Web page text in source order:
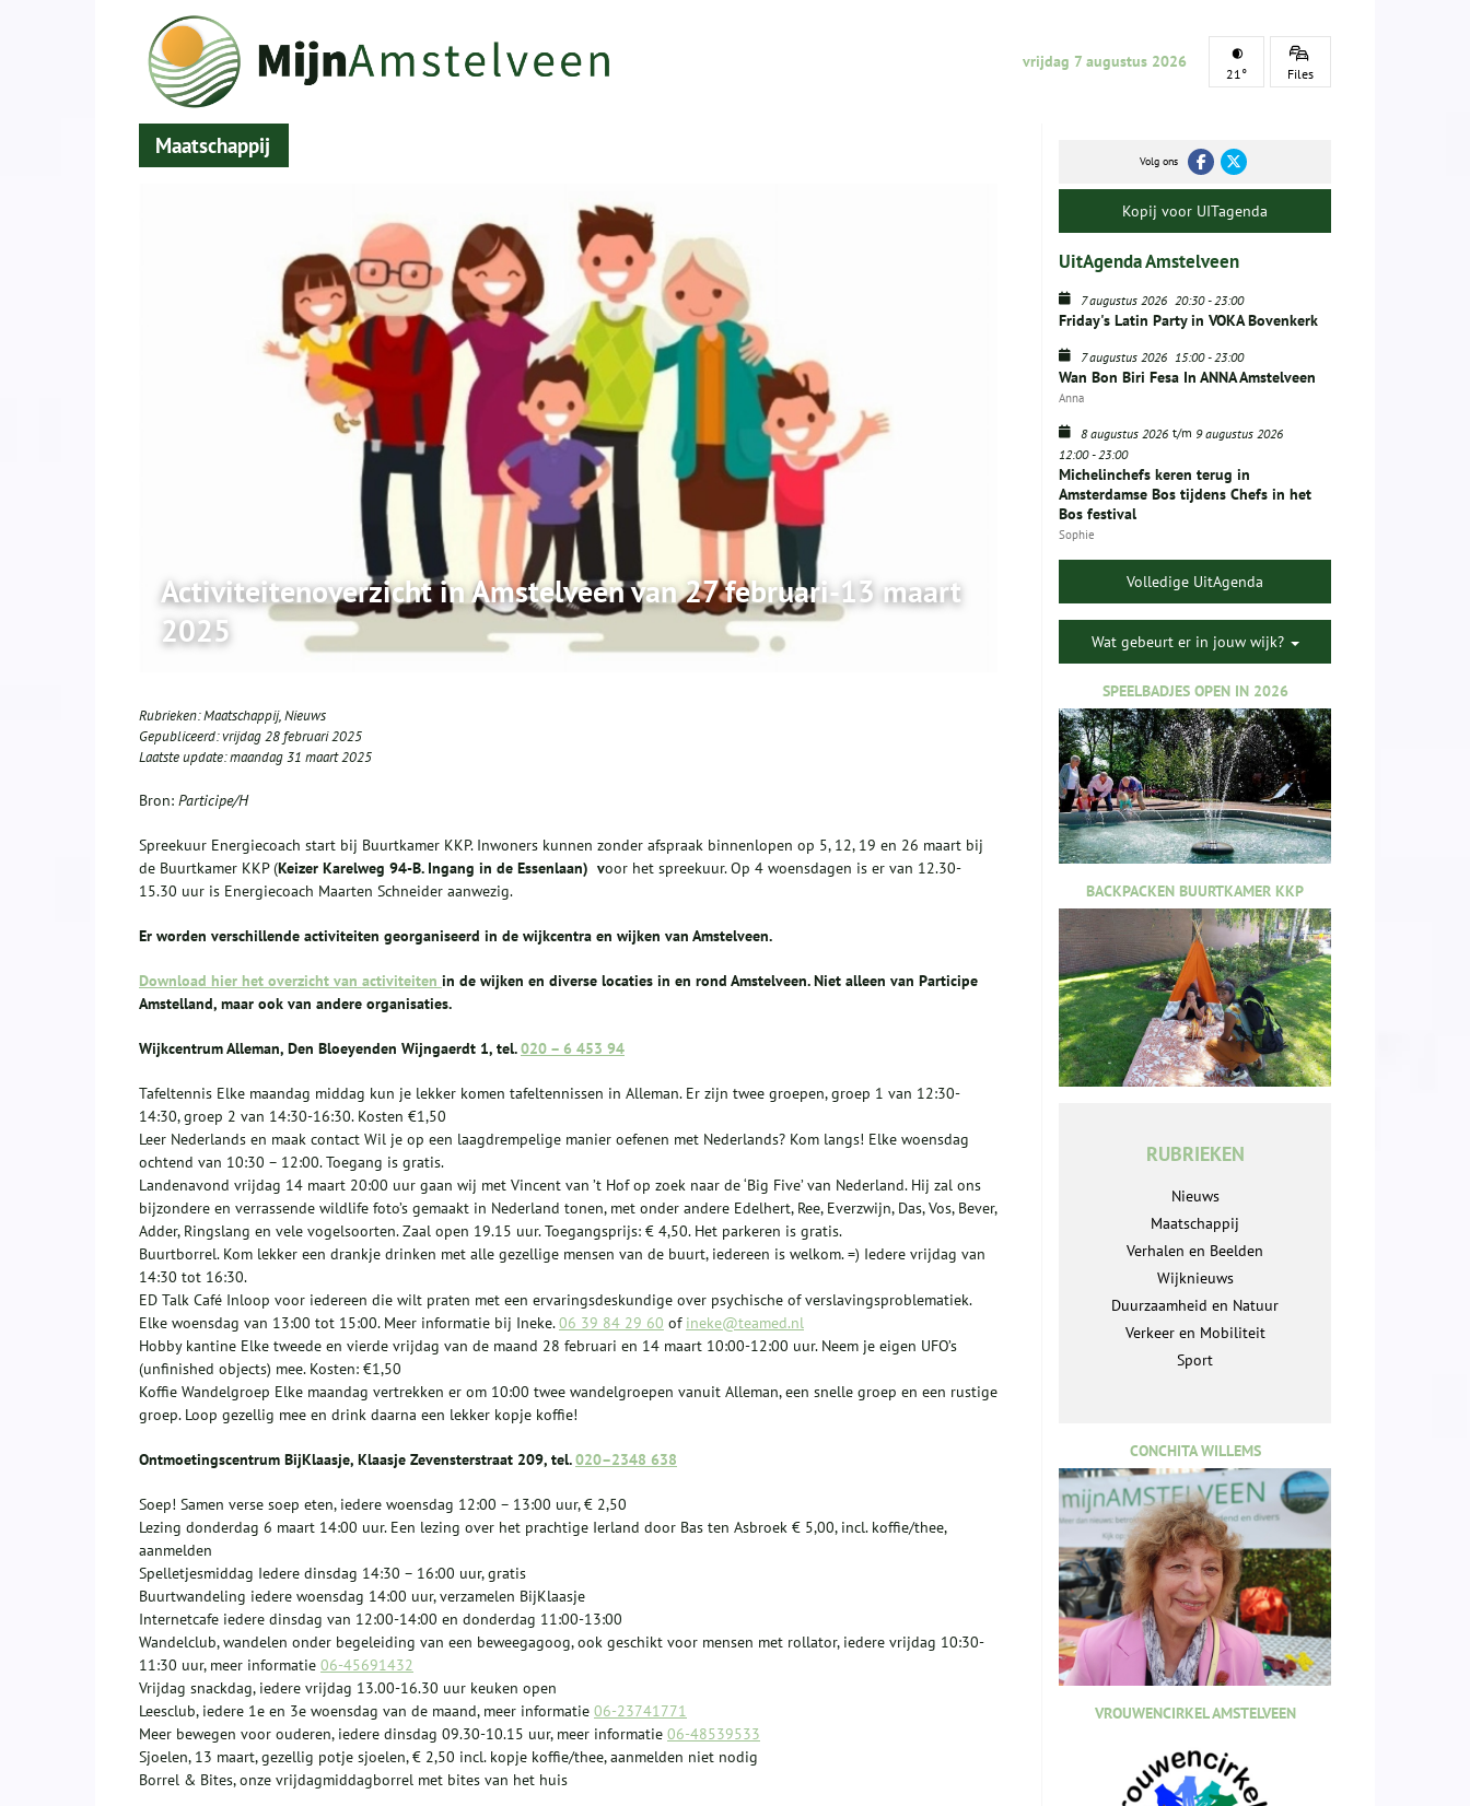
vrijdag 7 augustus 2026
21° Files
Maatschappij
Activiteitenoverzicht in Amstelveen van 27 februari-13 maart
2025
Rubrieken:Maatschappij,Nieuws
Gepubliceerd:vrijdag 28 februari 2025
Laatste update:maandag 31 maart 2025
Bron: Participe/H
Spreekuur Energiecoach start bij Buurtkamer KKP. Inwoners kunnen zonder afspraak binnenlopen op 5, 12, 19 en 26 maart bij
de Buurtkamer KKP (Keizer Karelweg 94-B. Ingang in de Essenlaan) voor het spreekuur. Op 4 woensdagen is er van 12.30-
15.30 uur is Energiecoach Maarten Schneider aanwezig.
Er worden verschillende activiteiten georganiseerd in de wijkcentra en wijken van Amstelveen.
Download hier het overzicht van activiteiten in de wijken en diverse locaties in en rond Amstelveen. Niet alleen van Participe
Amstelland, maar ook van andere organisaties.
Wijkcentrum Alleman, Den Bloeyenden Wijngaerdt 1, tel.020 – 6 453 94
Tafeltennis Elke maandag middag kun je lekker komen tafeltennissen in Alleman. Er zijn twee groepen, groep 1 van 12:30-
14:30, groep 2 van 14:30-16:30. Kosten €1,50
Leer Nederlands en maak contact Wil je op een laagdrempelige manier oefenen met Nederlands? Kom langs! Elke woensdag
ochtend van 10:30 – 12:00. Toegang is gratis.
Landenavond vrijdag 14 maart 20:00 uur gaan wij met Vincent van ’t Hof op zoek naar de ‘Big Five’ van Nederland. Hij zal ons
bijzondere en verrassende wildlife foto’s gemaakt in Nederland tonen, met onder andere Edelhert, Ree, Everzwijn, Das, Vos, Bever,
Adder, Ringslang en vele vogelsoorten. Zaal open 19.15 uur. Toegangsprijs: € 4,50. Het parkeren is gratis.
Buurtborrel. Kom lekker een drankje drinken met alle gezellige mensen van de buurt, iedereen is welkom. =) Iedere vrijdag van
14:30 tot 16:30.
ED Talk Café Inloop voor iedereen die wilt praten met een ervaringsdeskundige over psychische of verslavingsproblematiek.
Elke woensdag van 13:00 tot 15:00. Meer informatie bij Ineke.06 39 84 29 60 of ineke@teamed.nl
Hobby kantine Elke tweede en vierde vrijdag van de maand 28 februari en 14 maart 10:00-12:00 uur. Neem je eigen UFO’s
(unfinished objects) mee. Kosten: €1,50
Koffie Wandelgroep Elke maandag vertrekken er om 10:00 twee wandelgroepen vanuit Alleman, een snelle groep en een rustige
groep. Loop gezellig mee en drink daarna een lekker kopje koffie!
Ontmoetingscentrum BijKlaasje, Klaasje Zevensterstraat 209, tel.020–2348 638
Soep! Samen verse soep eten, iedere woensdag 12:00 – 13:00 uur, € 2,50
Lezing donderdag 6 maart 14:00 uur. Een lezing over het prachtige Ierland door Bas ten Asbroek € 5,00, incl. koffie/thee,
aanmelden
Spelletjesmiddag Iedere dinsdag 14:30 – 16:00 uur, gratis
Buurtwandeling iedere woensdag 14:00 uur, verzamelen BijKlaasje
Internetcafe iedere dinsdag van 12:00-14:00 en donderdag 11:00-13:00
Wandelclub, wandelen onder begeleiding van een beweegagoog, ook geschikt voor mensen met rollator, iedere vrijdag 10:30-
11:30 uur, meer informatie 06-45691432
Vrijdag snackdag, iedere vrijdag 13.00-16.30 uur keuken open
Leesclub, iedere 1e en 3e woensdag van de maand, meer informatie 06-23741771
Meer bewegen voor ouderen, iedere dinsdag 09.30-10.15 uur, meer informatie 06-48539533
Sjoelen, 13 maart, gezellig potje sjoelen, € 2,50 incl. kopje koffie/thee, aanmelden niet nodig
Borrel & Bites, onze vrijdagmiddagborrel met bites van het huis
Volg ons
Kopij voor UITagenda
UitAgenda Amstelveen
7 augustus 2026 20:30-23:00
Friday's Latin Party in VOKA Bovenkerk
7 augustus 2026 15:00-23:00
Wan Bon Biri Fesa In ANNA Amstelveen
Anna
8 augustus 2026 t/m 9 augustus 2026
12:00-23:00
Michelinchefs keren terug in
Amsterdamse Bos tijdens Chefs in het
Bos festival
Sophie
Volledige UitAgenda
Wat gebeurt er in jouw wijk?
SPEELBADJES OPEN IN 2026
BACKPACKEN BUURTKAMER KKP
RUBRIEKEN
Nieuws
Maatschappij
Verhalen en Beelden
Wijknieuws
Duurzaamheid en Natuur
Verkeer en Mobiliteit
Sport
CONCHITA WILLEMS
VROUWENCIRKEL AMSTELVEEN